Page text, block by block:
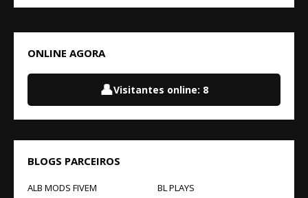
ONLINE AGORA
👤Visitantes online: 8
BLOGS PARCEIROS
ALB MODS FIVEM
BL PLAYS